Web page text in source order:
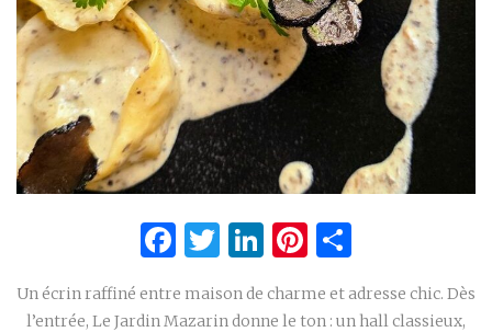
Facebook
Twitter
LinkedIn
Pinterest
Un écrin raffiné entre maison de charme et adresse chic. Dès
l’entrée, Le Jardin Mazarin donne le ton : un hall classieux,